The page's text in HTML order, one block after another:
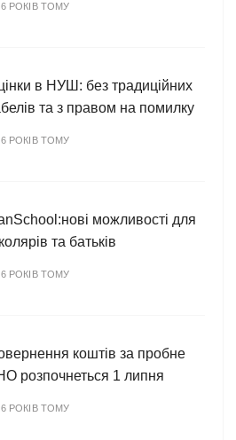
6 РОКІВ ТОМУ
в НУШ: без традиційних
та з правом на помилку
6 РОКІВ ТОМУ
можливості для
та батьків
6 РОКІВ ТОМУ
коштів за пробне
розпочнеться 1 липня
6 РОКІВ ТОМУ